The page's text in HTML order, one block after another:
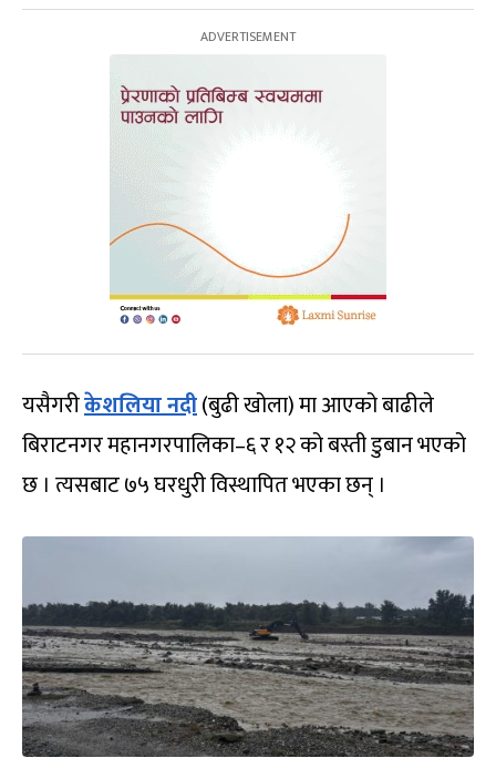
यसैगरीकेशलिया नदी(बुढी खोला) मा आएको बाढीले
बिराटनगर महानगरपालिका–६ र १२ को बस्ती डुबान भएको
छ । त्यसबाट ७५ घरधुरी विस्थापित भएका छन् ।